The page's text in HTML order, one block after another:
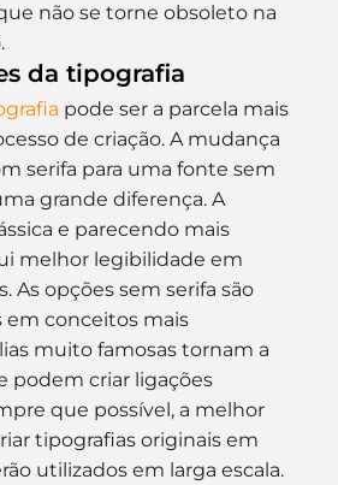
não se torne obsoleto na
da tipografia
pode ser a parcela mais
de criação. A mudança
serifa para uma fonte sem
grande diferença. A
e parecendo mais
melhor legibilidade em
As opções sem serifa são
em conceitos mais
muito famosas tornam a
podem criar ligações
que possível, a melhor
tipografias originais em
utilizados em larga escala.